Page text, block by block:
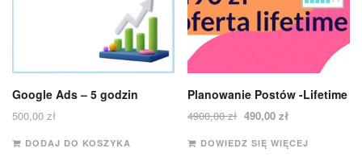
Google Ads – 5 godzin
500,00 zł
DODAJ DO KOSZYKA
Planowanie Postów -Lifetime
4900,00zł 490,00zł
DOWIEDZ SIĘ WIĘCEJ